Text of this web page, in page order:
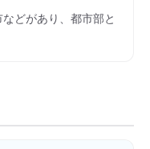
などがあり、都市部と